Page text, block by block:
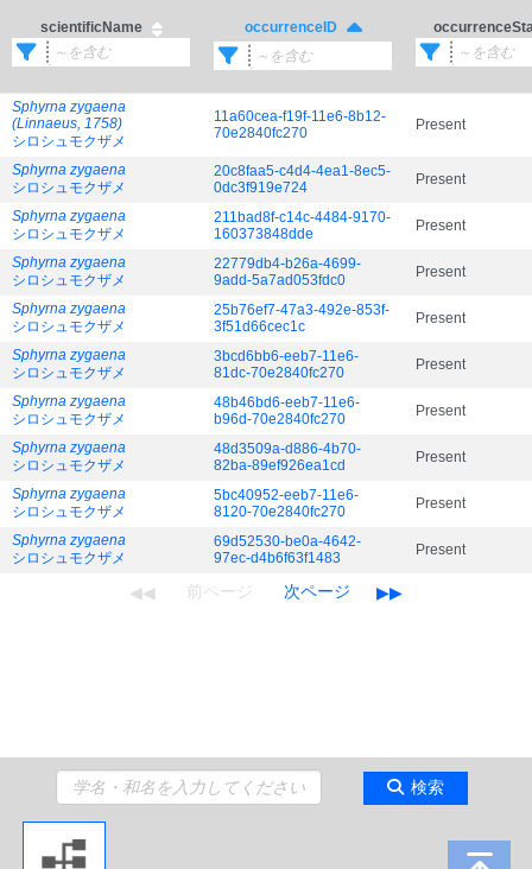
scientificName occurrenceID
Sphyrna zygaena
(Linnaeus, 1758)
シロシュモクザメ
11a60cea-f19f-11e6-8b12-
70e2840fc270
Present
Sphyrna zygaena
シロシュモクザメ
20c8faa5-c4d4-4ea1-8ec5-
0dc3f919e724
Present
Sphyrna zygaena
シロシュモクザメ
211bad8f-c14c-4484-9170-
160373848dde
Present
Sphyrna zygaena
シロシュモクザメ
22779db4-b26a-4699-
9add-5a7ad053fdc0
Present
Sphyrna zygaena
シロシュモクザメ
25b76ef7-47a3-492e-853f-
3f51d66cec1c
Present
Sphyrna zygaena
シロシュモクザメ
3bcd6bb6-eeb7-11e6-
81dc-70e2840fc270
Present
Sphyrna zygaena
シロシュモクザメ
48b46bd6-eeb7-11e6-
b96d-70e2840fc270
Present
Sphyrna zygaena
シロシュモクザメ
48d3509a-d886-4b70-
82ba-89ef926ea1cd
Present
Sphyrna zygaena
シロシュモクザメ
5bc40952-eeb7-11e6-
8120-70e2840fc270
Present
Sphyrna zygaena
シロシュモクザメ
69d52530-be0a-4642-
97ec-d4b6f63f1483
Present
検索